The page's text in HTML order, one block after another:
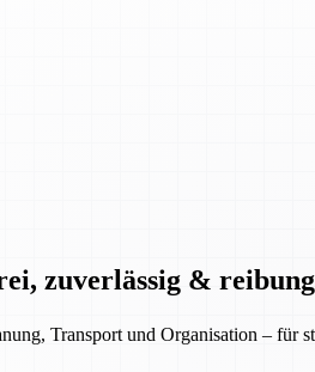
zuverlässig &
Transport und Organisation – für